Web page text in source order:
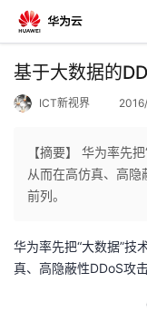
返
人
我
基于大数据的
ICT新视界
【摘要】 华为率先
从而在高仿真、高
前列。
华为率先把“大数据”技
真、高隐蔽性DDoS攻